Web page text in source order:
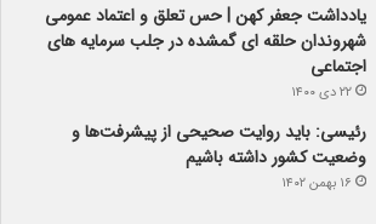
یادداشت جعفر کهن | حس تعلق و اعتماد عمومی
شهروندان حلقه ای گمشده در جلب سرمایه های
اجتماعی
۲۲ دی ۱۴۰۰
رئیسی: باید روایت صحیحی از پیشرفت‌ها و
وضعیت کشور داشته باشیم
۱۶ بهمن ۱۴۰۲